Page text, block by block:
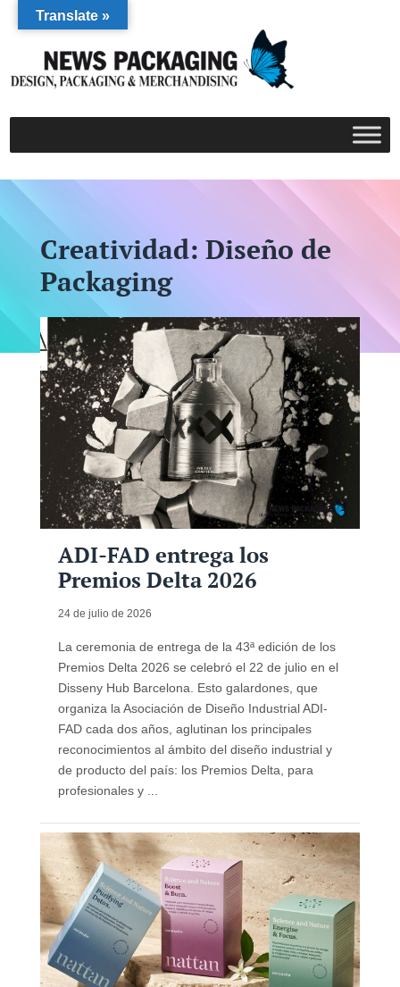
Creatividad: Diseño de
Packaging
ADI-FAD entrega los
Premios Delta 2026
24 de julio de 2026
La ceremonia de entrega de la 43ª edición de los
Premios Delta 2026 se celebró el 22 de julio en el
Disseny Hub Barcelona. Esto galardones, que
organiza la Asociación de Diseño Industrial ADI-
FAD cada dos años, aglutinan los principales
reconocimientos al ámbito del diseño industrial y
de producto del país: los Premios Delta, para
profesionales y ...
Translate »